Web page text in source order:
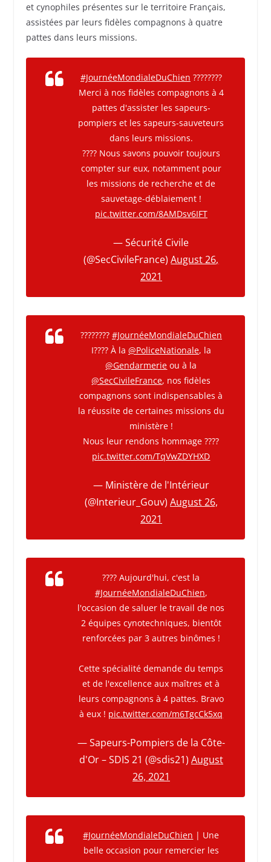
et cynophiles présentes sur le territoire Français,
assistées par leurs fidèles compagnons à quatre
pattes dans leurs missions.
#JournéeMondialeDuChien ????????
Merci à nos fidèles compagnons à 4
pattes d'assister les sapeurs-
pompiers et les sapeurs-sauveteurs
dans leurs missions.
???? Nous savons pouvoir toujours
compter sur eux, notamment pour
les missions de recherche et de
sauvetage-déblaiement !
pic.twitter.com/8AMDsv6IFT
— Sécurité Civile
(@SecCivileFrance)August 26,
2021
???????? #JournéeMondialeDuChien
I???? À la @PoliceNationale, la
@Gendarmerie ou à la
@SecCivileFrance, nos fidèles
compagnons sont indispensables à
la réussite de certaines missions du
ministère !
Nous leur rendons hommage ????
pic.twitter.com/TqVwZDYHXD
— Ministère de l'Intérieur
(@Interieur_Gouv) August 26,
2021
???? Aujourd'hui, c'est la
#JournéeMondialeDuChien,
l'occasion de saluer le travail de nos
2 équipes cynotechniques, bientôt
renforcées par 3 autres binômes !
Cette spécialité demande du temps
et de l'excellence aux maîtres et à
leurs compagnons à 4 pattes. Bravo
à eux ! pic.twitter.com/m6TgcCk5xq
— Sapeurs-Pompiers de la Côte-
d'Or – SDIS 21 (@sdis21) August
26, 2021
#JournéeMondialeDuChien | Une
belle occasion pour remercier les